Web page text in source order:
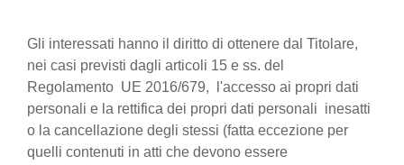
Gli interessati hanno il diritto di ottenere dal Titolare,
nei casi previsti dagli articoli 15 e ss. del
Regolamento UE 2016/679, l'accesso ai propri dati
personali e la rettifica dei propri dati personali inesatti
o la cancellazione degli stessi (fatta eccezione per
quelli contenuti in atti che devono essere